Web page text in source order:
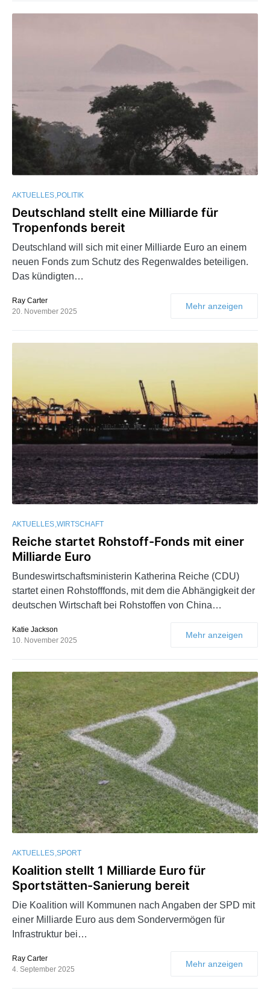
AKTUELLES POLITIK
Deutschland stellt eine Milliarde für
Tropenfonds bereit
Deutschland will sich mit einer Milliarde Euro an einem
neuen Fonds zum Schutz des Regenwaldes beteiligen.
Das kündigten…
Ray Carter
20. November 2025
Mehr anzeigen
AKTUELLES WIRTSCHAFT
Reiche startet Rohstoff-Fonds mit einer
Milliarde Euro
Bundeswirtschaftsministerin Katherina Reiche (CDU)
startet einen Rohstofffonds, mit dem die Abhängigkeit der
deutschen Wirtschaft bei Rohstoffen von China…
Katie Jackson
10. November 2025
Mehr anzeigen
AKTUELLES SPORT
Koalition stellt 1 Milliarde Euro für
Sportstätten-Sanierung bereit
Die Koalition will Kommunen nach Angaben der SPD mit
einer Milliarde Euro aus dem Sondervermögen für
Infrastruktur bei…
Ray Carter
4. September 2025
Mehr anzeigen